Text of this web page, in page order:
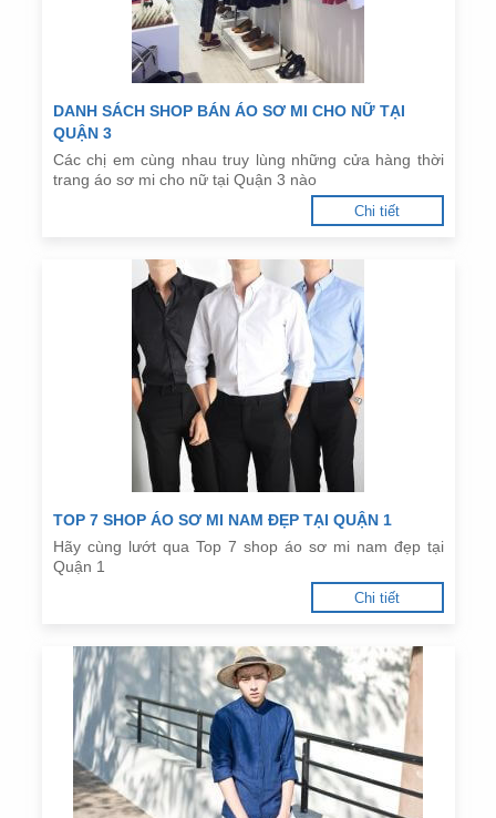
DANH SÁCH SHOP BÁN ÁO SƠ MI CHO NỮ TẠI
QUẬN 3
Các chị em cùng nhau truy lùng những cửa hàng thời
trang áo sơ mi cho nữ tại Quận 3 nào
Chi tiết
TOP 7 SHOP ÁO SƠ MI NAM ĐẸP TẠI QUẬN 1
Hãy cùng lướt qua Top 7 shop áo sơ mi nam đẹp tại
Quận 1
Chi tiết